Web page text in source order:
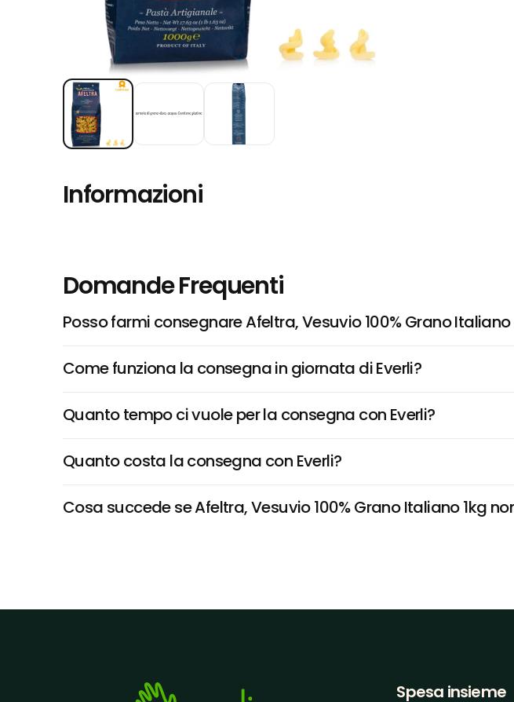
Informazioni
Domande Frequenti
Posso farmi consegnare Afeltra, Vesuvio 100% Grano Italiano
Come funziona la consegna in giornata di Everli?
Quanto tempo ci vuole per la consegna con Everli?
Quanto costa la consegna con Everli?
Cosa succede se Afeltra, Vesuvio 100% Grano Italiano 1kg
Spesa insieme